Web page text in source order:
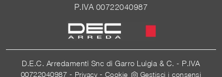
P.IVA 00722040987
D.E.C. Arredamenti Snc di Garro Luigia & C. - P.IVA
00722040987 - Privacy- Cookie Gestisci i consensi